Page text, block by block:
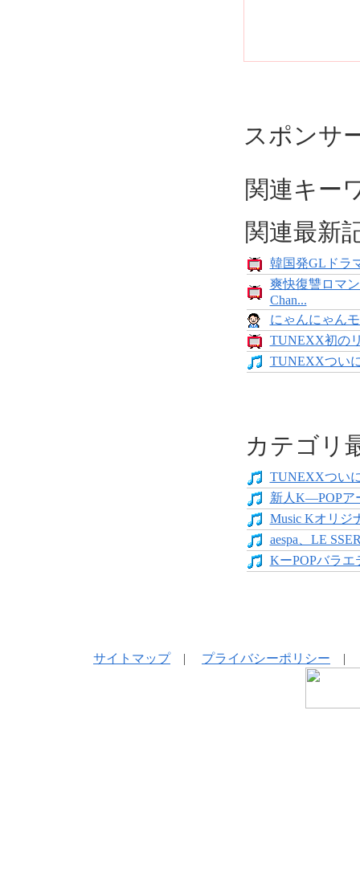
スポンサ
関連キー
関連最新
韓国発GLドラ
爽快復讐ロマ
Chan...
にゃんにゃん
TUNEXX初の
TUNEXXつい
カテゴリ
TUNEXXつい
新人K―POPア
Music Kオリジ
aespa、LE
KーPOPバラエ
サイトマップ| プライバシーポリシー